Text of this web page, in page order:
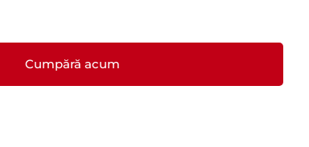
Cumpără acum